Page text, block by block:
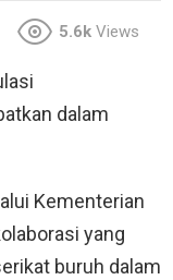
5.6k Views
dalam
Kementerian
yang
buruh dalam